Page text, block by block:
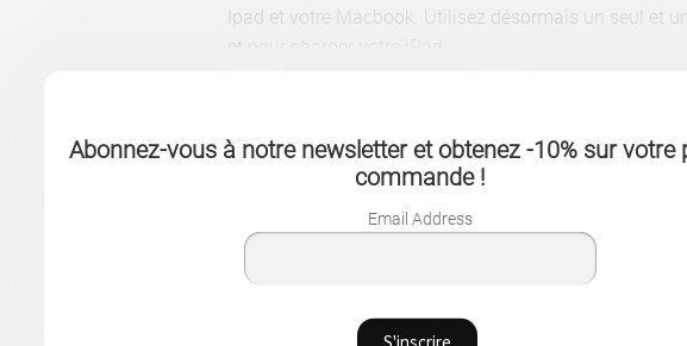
Ipad et votre Macbook. Utilisez désormais un seul et
et pour charger votre iPad.
besoins du moment.
Munissez-vous de ce câble robuste pour utiliser vos
bénéficier de vitesses de transfert considérablement
données précieuses.
Abonnez-vous à notre newsletter et obtenez -10% sur votre
commande !
Email Address